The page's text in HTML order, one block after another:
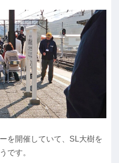
を開催していて、SL大樹を
です。